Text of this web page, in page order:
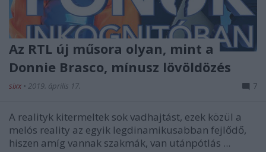
Az RTL új műsora olyan, mint a
Donnie Brasco, mínusz lövöldözés
sixx • 2019. április 17. 7
A realityk kitermeltek sok vadhajtást, ezek közül a
melós reality az egyik legdinamikusabban fejlődő,
hiszen amíg vannak szakmák, van utánpótlás ...